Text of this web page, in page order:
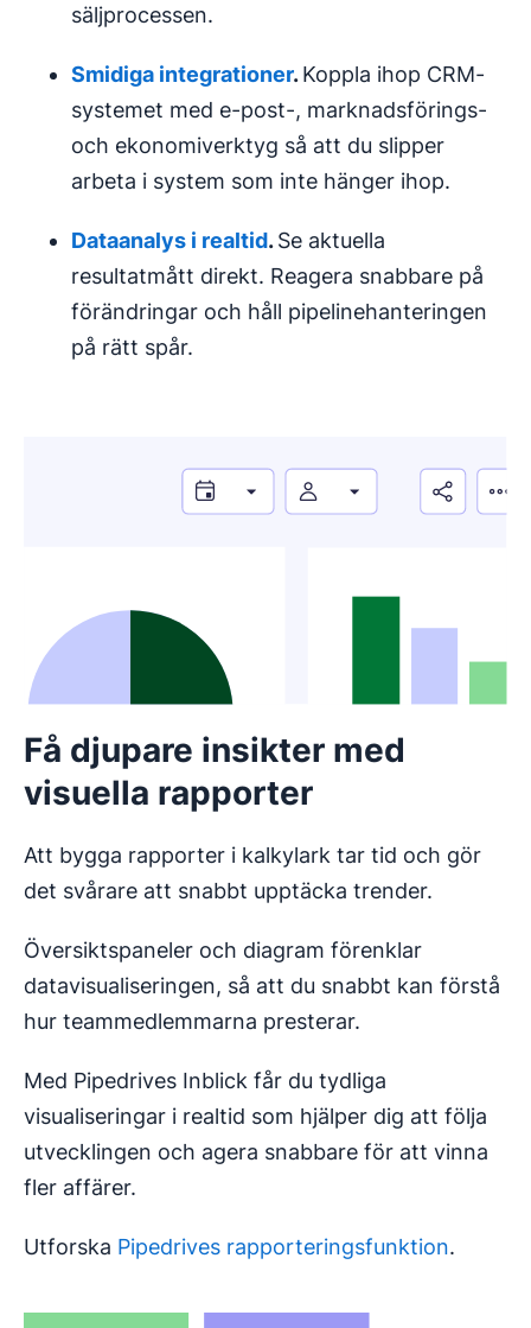
säljprocessen.
Smidiga integrationer.Koppla ihop CRM-
systemet med e-post-, marknadsförings-
och ekonomiverktyg så att du slipper
arbeta i system som inte hänger ihop.
Dataanalys i realtid.Se aktuella
resultatmått direkt. Reagera snabbare på
förändringar och håll pipelinehanteringen
på rätt spår.
Få djupare insikter med
visuella rapporter
Att bygga rapporter i kalkylark tar tid och gör
det svårare att snabbt upptäcka trender.
Översiktspaneler och diagram förenklar
datavisualiseringen, så att du snabbt kan förstå
hur teammedlemmarna presterar.
Med Pipedrives Inblick får du tydliga
visualiseringar i realtid som hjälper dig att följa
utvecklingen och agera snabbare för att vinna
fler affärer.
Utforska Pipedrives rapporteringsfunktion.